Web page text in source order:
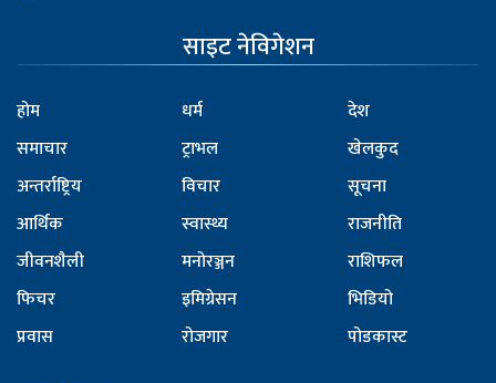
साइट नेविगेशन
होम
समाचार
अन्तर्राष्ट्रिय
आर्थिक
जीवनशैली
फिचर
प्रवास
धर्म
ट्राभल
विचार
स्वास्थ्य
मनोरञ्जन
इमिग्रेसन
रोजगार
देश
खेलकुद
सूचना
राजनीति
राशिफल
भिडियो
पोडकास्ट